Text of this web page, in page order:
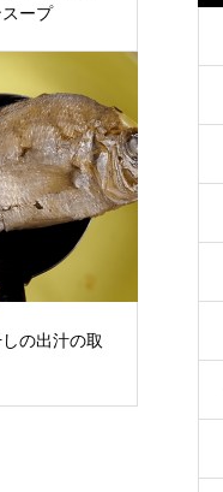
ープ
の出汁の取